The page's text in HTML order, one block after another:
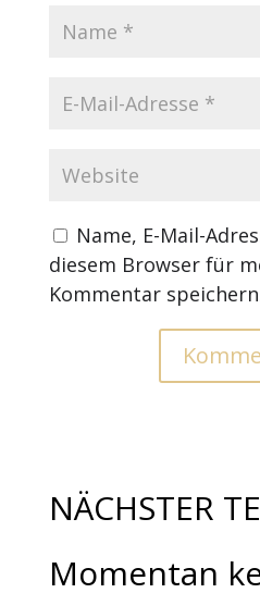
Name, E-Mail-
diesem Browser für
Kommentar
NÄCHSTER
Momentan